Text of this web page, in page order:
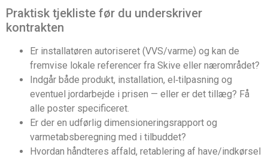
Praktisk tjekliste før du underskriver
kontrakten
Er installatøren autoriseret (VVS/varme) og kan de
fremvise lokale referencer fra Skive eller nærområdet?
Indgår både produkt, installation, el‑tilpasning og
eventuel jordarbejde i prisen — eller er det tillæg? Få
alle poster specificeret.
Er der en udførlig dimensioneringsrapport og
varmetabsberegning med i tilbuddet?
Hvordan håndteres affald, retablering af have/indkørsel